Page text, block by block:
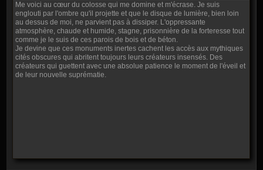
Me voici au cœur du colosse qui me domine et m'écrase. Je suis
englouti par l'ombre qu'il projette et que le disque de lumière, bien loin
au dessus de moi, ne parvient pas à dissiper. L'oppressante
atmosphère, chaude et humide, stagne, prisonnière de la forteresse tout
comme je le suis de ces parois de bois et de béton.
Je devine que ces monuments inertes cachent les accès aux mythiques
cités obscures qui abritent toujours leurs créateurs insensés. Des
créateurs qui guettent avec une absolue patience le moment de l'éveil et
de leur nouvelle suprématie.